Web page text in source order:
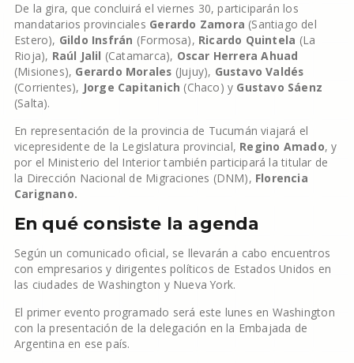
De la gira, que concluirá el viernes 30, participarán los
mandatarios provinciales Gerardo Zamora (Santiago del
Estero), Gildo Insfrán (Formosa), Ricardo Quintela (La
Rioja), Raúl Jalil (Catamarca), Oscar Herrera Ahuad
(Misiones), Gerardo Morales (Jujuy), Gustavo Valdés
(Corrientes), Jorge Capitanich (Chaco) y Gustavo Sáenz
(Salta).
En representación de la provincia de Tucumán viajará el
vicepresidente de la Legislatura provincial, Regino Amado, y
por el Ministerio del Interior también participará la titular de
la Dirección Nacional de Migraciones (DNM), Florencia
Carignano.
En qué consiste la agenda
Según un comunicado oficial, se llevarán a cabo encuentros
con empresarios y dirigentes políticos de Estados Unidos en
las ciudades de Washington y Nueva York.
El primer evento programado será este lunes en Washington
con la presentación de la delegación en la Embajada de
Argentina en ese país.